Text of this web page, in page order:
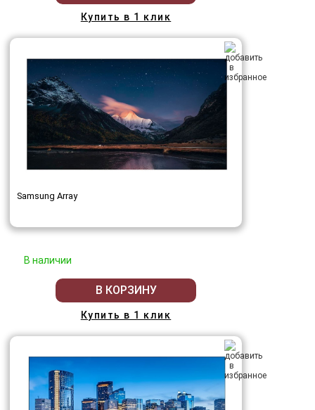
Купить в 1 клик
Samsung Array
В наличии
В КОРЗИНУ
Купить в 1 клик